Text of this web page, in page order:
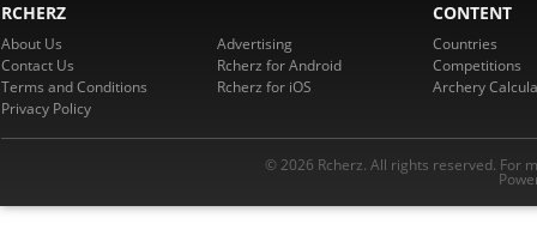
RCHERZ
About Us
Contact Us
Terms and Conditions
Privacy Policy
Advertising
Rcherz for Android
Rcherz for iOS
CONTENT
Countries
Competitions
Archery
© 2026 Rcherz. All rights reserved. For